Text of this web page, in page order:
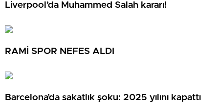
Liverpool’da Muhammed Salah kararı!
RAMİ SPOR NEFES ALDI
Barcelona’da sakatlık şoku: 2025 yılını kapattı